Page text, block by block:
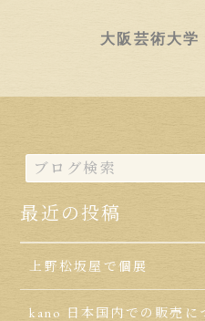
大阪芸術大
最近の投稿
上野松坂屋で個展
kano 日本国内での販売に